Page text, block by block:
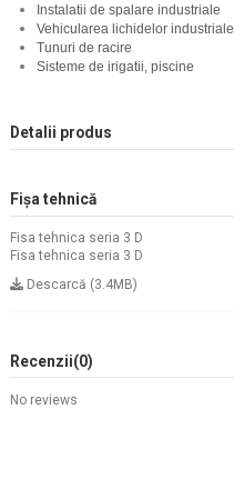
Instalatii de spalare industriale
Vehicularea lichidelor industriale
Tunuri de racire
Sisteme de irigatii, piscine
Detalii produs
Fișa tehnică
Fisa tehnica seria 3 D
Fisa tehnica seria 3 D
Descarcă (3.4MB)
Recenzii(0)
No reviews